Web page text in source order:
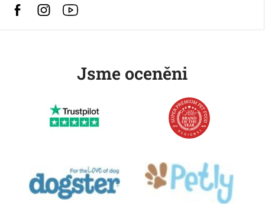
FacebookInstagram
Jsme oceněni